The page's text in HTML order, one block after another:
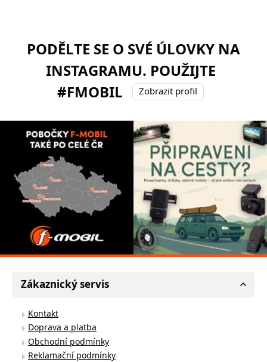
PODĚLTE SE O SVÉ ÚLOVKY NA
INSTAGRAMU. POUŽIJTE
#FMOBIL
Zobrazit profil
Zákaznický servis
Kontakt
Doprava a platba
Obchodní podmínky
Reklamační podmínky